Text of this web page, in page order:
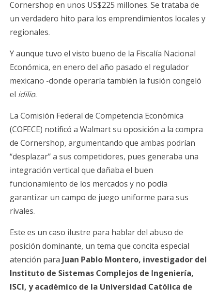
Cornershop en unos US$225 millones. Se trataba de
un verdadero hito para los emprendimientos locales y
regionales.
Y aunque tuvo el visto bueno de la Fiscalía Nacional
Económica, en enero del año pasado el regulador
mexicano -donde operaría también la fusión congeló
el idilio.
La Comisión Federal de Competencia Económica
(COFECE) notificó a Walmart su oposición a la compra
de Cornershop, argumentando que ambas podrían
“desplazar” a sus competidores, pues generaba una
integración vertical que dañaba el buen
funcionamiento de los mercados y no podía
garantizar un campo de juego uniforme para sus
rivales.
Este es un caso ilustre para hablar del abuso de
posición dominante, un tema que concita especial
atención para Juan Pablo Montero, investigador del
Instituto de Sistemas Complejos de Ingeniería,
ISCI, y académico de la Universidad Católica de